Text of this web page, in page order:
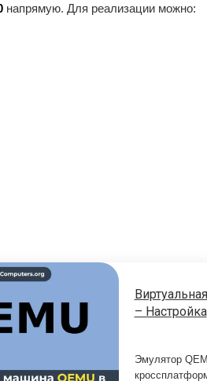
напрямую. Для реализации можно:
– Настройка
Эмулятор